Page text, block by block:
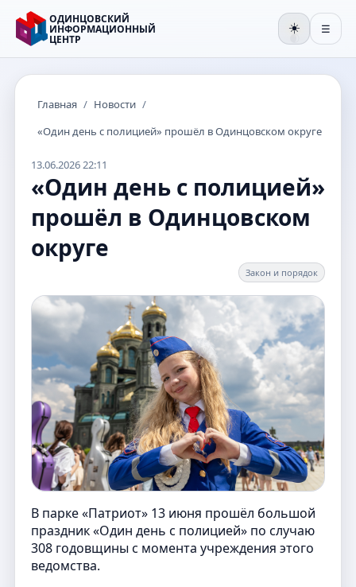
ОДИНЦОВСКИЙ
ИНФОРМАЦИОННЫЙ
ЦЕНТР
☀️ ☰
Главная / Новости /
«Один день с полицией» прошёл в Одинцовском округе
13.06.2026 22:11
«Один день с полицией»
прошёл в Одинцовском
округе
Закон и порядок
В парке «Патриот» 13 июня прошёл большой
праздник «Один день с полицией» по случаю
308 годовщины с момента учреждения этого
ведомства.